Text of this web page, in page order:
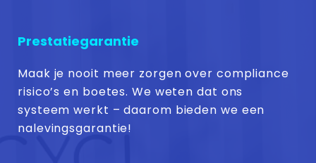
Prestatiegarantie
Maak je nooit meer zorgen over compliance
risico’s en boetes. We weten dat ons
systeem werkt – daarom bieden we een
nalevingsgarantie!